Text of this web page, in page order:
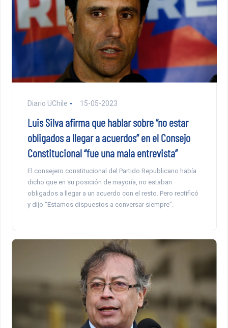
Diario UChile 15-05-2023
Luis Silva afirma que hablar sobre “no estar
obligados a llegar a acuerdos” en el Consejo
Constitucional “fue una mala entrevista”
El consejero constitucional del Partido Republicano había
dicho que en su posición de mayoría, no estaban
obligados a llegar a un acuerdo con el resto. Pero rectificó
y dijo “Estamos dispuestos a conversar siempre”.